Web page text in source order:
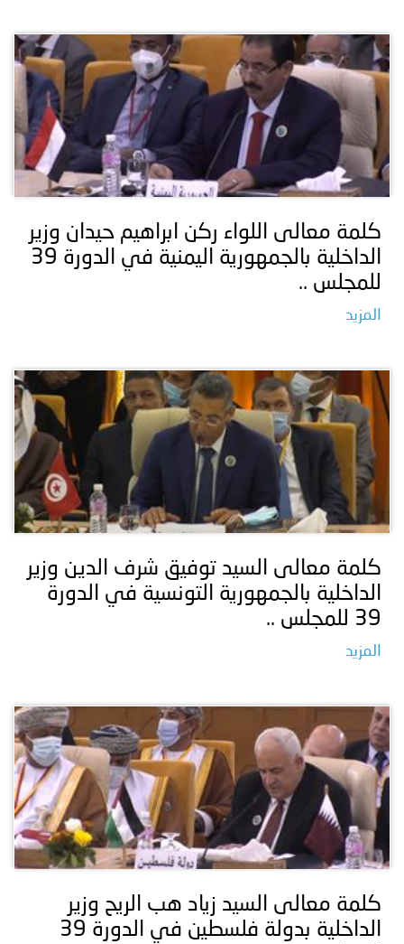
كلمة معالى اللواء ركن ابراهيم حيدان وزير
الداخلية بالجمهورية اليمنية في الدورة 39
للمجلس ..
المزيد
كلمة معالى السيد توفيق شرف الدين وزير
الداخلية بالجمهورية التونسية في الدورة
39 للمجلس ..
المزيد
كلمة معالى السيد زياد هب الريح وزير
الداخلية بدولة فلسطين في الدورة 39